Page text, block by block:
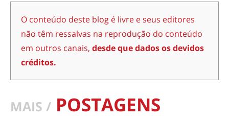
O conteúdo deste blog é livre e seus editores
não têm ressalvas na reprodução do conteúdo
em outros canais, desde que dados os devidos
créditos.
MAIS / POSTAGENS